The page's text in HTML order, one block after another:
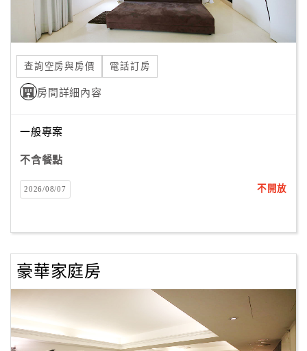
案
店
作
作
旅
計
查詢空房與房價 電話訂房
房間詳細內容
一般專案
不含餐點
2026/08/07 不開放
豪華家庭房